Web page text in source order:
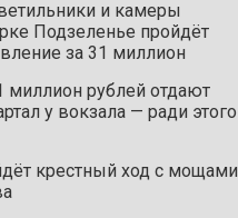
и камеры
Подзеленье пройдёт
за 31 миллион
миллион рублей отдают
у вокзала — ради этого
крестный ход с мощами